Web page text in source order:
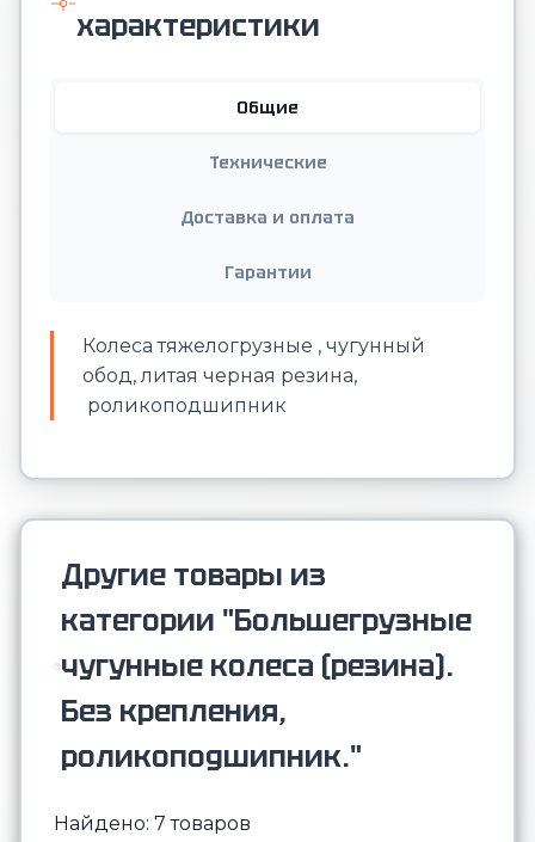
характеристики
Общие
Технические
Доставка и оплата
Гарантии
Колеса тяжелогрузные , чугунный
обод, литая черная резина,
роликоподшипник
Другие товары из
категории "Большегрузные
чугунные колеса (резина).
Без крепления,
роликоподшипник."
Найдено: 7 товаров